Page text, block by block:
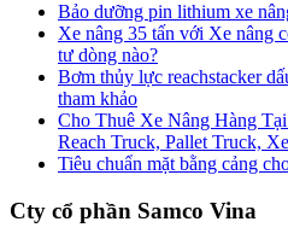
Bảo dưỡng pin lithium xe
Xe nâng 35 tấn với Xe nâng
tư dòng nào?
Bơm thủy lực reachstacker
tham khảo
Cho Thuê Xe Nâng Hàng
Reach Truck, Pallet Truck,
Tiêu chuẩn mặt bằng cảng
Cty cổ phần Samco Vina